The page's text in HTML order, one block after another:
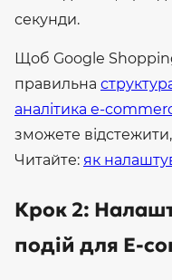
секунди.
Щоб Google
правильна
аналітика e-
зможете
Читайте: як
Крок 2:
подій для E-